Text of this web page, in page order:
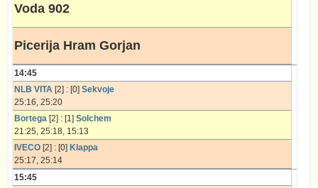
Voda 902
Picerija Hram Gorjan
14:45
NLB VITA [2] : [0] Sekvoje
25:16, 25:20
Bortega [2] : [1] Solchem
21:25, 25:18, 15:13
IVECO [2] : [0] Klappa
25:17, 25:14
15:45